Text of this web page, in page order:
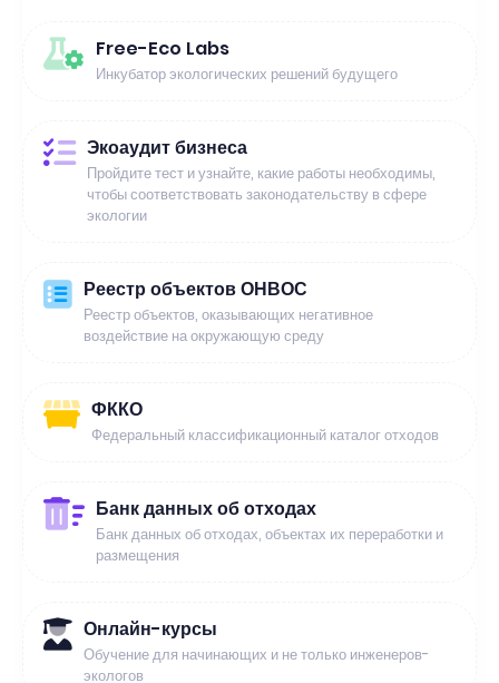
Free-Eco Labs
Инкубатор экологических решений будущего
Экоаудит бизнеса
Пройдите тест и узнайте, какие работы необходимы,
чтобы соответствовать законодательству в сфере
экологии
Реестр объектов ОНВОС
Реестр объектов, оказывающих негативное
воздействие на окружающую среду
ФККО
Федеральный классификационный каталог отходов
Банк данных об отходах
Банк данных об отходах, объектах их переработки и
размещения
Онлайн-курсы
Обучение для начинающих и не только инженеров-
экологов